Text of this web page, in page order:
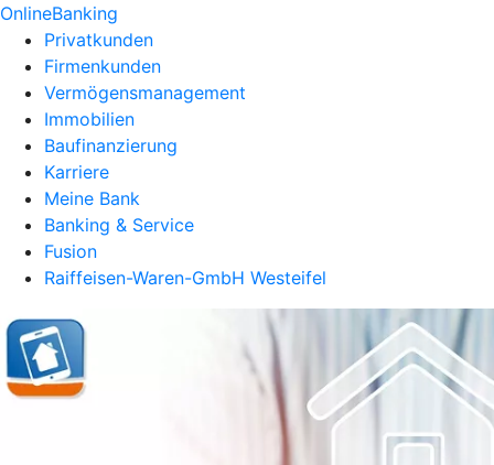
OnlineBanking
Privatkunden
Firmenkunden
Vermögensmanagement
Immobilien
Baufinanzierung
Karriere
Meine Bank
Banking & Service
Fusion
Raiffeisen-Waren-GmbH Westeifel